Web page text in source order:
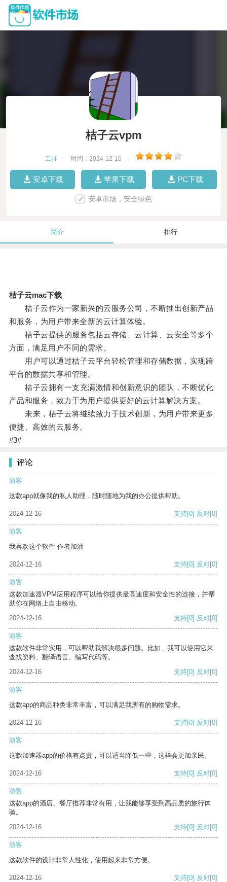
桔子云vpm
工具 时间：2024-12-16
安卓下载 苹果下载 PC下载
安卓市场，安全绿色
简介 排行
桔子云mac下载
桔子云作为一家新兴的云服务公司，不断推出创新产品
和服务，为用户带来全新的云计算体验。
桔子云提供的服务包括云存储、云计算、云安全等多个
方面，满足用户不同的需求。
用户可以通过桔子云平台轻松管理和存储数据，实现跨
平台的数据共享和管理。
桔子云拥有一支充满激情和创新意识的团队，不断优化
产品和服务，致力于为用户提供更好的云计算解决方案。
未来，桔子云将继续致力于技术创新，为用户带来更多
便捷、高效的云服务。
#3#
评论
游客
这款app就像我的私人助理，随时随地为我的办公提供帮助。
2024-12-16 支持[0] 反对[0]
游客
我喜欢这个软件 作者加油
2024-12-16 支持[0] 反对[0]
游客
这款加速器VPM应用程序可以给你提供最高速度和安全性的连接，并帮
助你在网络上自由移动。
2024-12-16
支持[0] 反对[0]
游客
这款软件非常实用，可以帮助我解决很多问题。比如，我可以使用它来
查找资料、翻译语言、编写代码等。
2024-12-16
支持[0] 反对[0]
游客
这款app的商品种类非常丰富，可以满足我所有的购物需求。
2024-12-16 支持[0] 反对[0]
游客
这款加速器app的价格有点贵，可以适当降低一些，这样会更加亲民。
2024-12-16 支持[0] 反对[0]
游客
这款app的酒店、餐厅推荐非常有用，让我能够享受到高品质的旅行体
验。
2024-12-16
支持[0] 反对[0]
游客
这款软件的设计非常人性化，使用起来非常方便。
2024-12-16 支持[0] 反对[0]